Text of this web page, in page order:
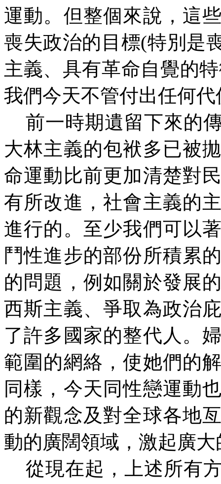
運動。但整個來說，這
喪失政治的目標(特別是
主義、具有革命自覺的
我們今天不管付出任何
前一時期遺留下來的
大林主義的包袱多已被
命運動比前更加清楚對
有所改進，社會主義的
進行的。至少我們可以
鬥性進步的部份所積累
的問題，例如關於發展
西斯主義、爭取為政治
了許多國家的整代人。
範圍的網絡，使她們的
同樣，今天同性戀運動
的新觀念及對全球各地
動的廣闊領域，激起廣
從現在起，上述所有